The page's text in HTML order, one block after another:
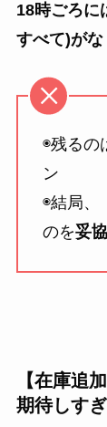
18時ごろに
すべて)が
◉残るの
ン
◉結局、
のを妥
【在庫追
期待しす